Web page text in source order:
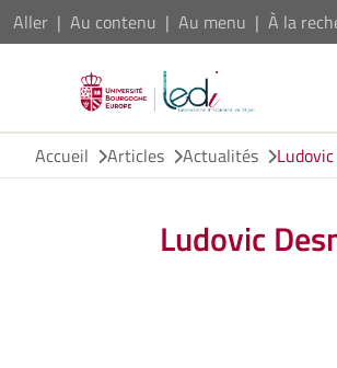
Aller Au contenu Au menu À la
Accueil
Articles Actualités
Ludovic